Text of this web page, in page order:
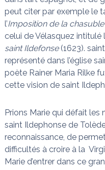
peut citer par exemple le
l’Imposition de la
celui de Vélasquez intitulé l
saint Ildefonse(1623).
représenté dans l’église
poète Rainer Maria Rilke
cette vision de saint
Prions Marie qui défait les
saint Ildephonse de
reconnaissance, de
difficultés à croire à la
Marie d’entrer dans ce